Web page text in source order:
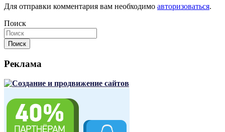
Для отправки комментария вам необходимо авторизоваться.
Поиск
Поиск
Реклама